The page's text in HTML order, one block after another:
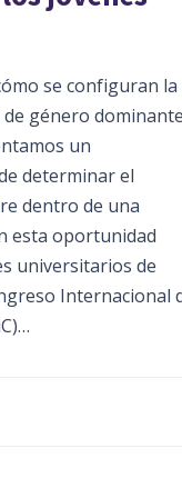
se configuran la
de género
un
determinar el
dentro de una
esta oportunidad
universitarios de
Internacional